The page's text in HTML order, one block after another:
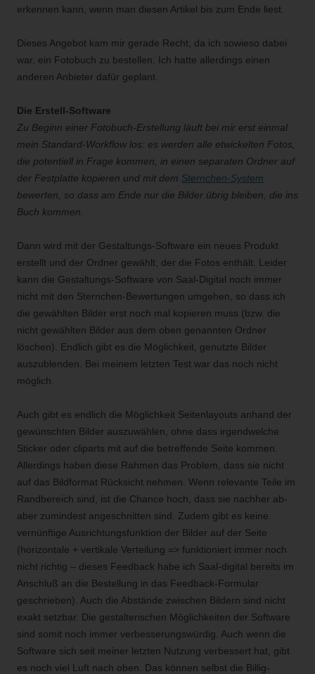
erkennen kann, wenn man diesen Artikel bis zum Ende liest.
Dieses Angebot kam mir gerade Recht, da ich sowieso dabei
war, ein Fotobuch zu bestellen. Ich hatte allerdings einen
anderen Anbieter dafür geplant.
Die Erstell-Software
Zu Beginn einer Fotobuch-Erstellung läuft bei mir erst einmal
mein Standard-Workflow los: es werden alle etwickelten Fotos,
die potentiell in Frage kommen, in einen separaten Ordner auf
der Festplatte kopieren und mit dem Sternchen-System
bewerten, so dass am Ende nur die Bilder übrig bleiben, die ins
Buch kommen.
Dann wird mit der Gestaltungs-Software ein neues Produkt
erstellt und der Ordner gewählt, der die Fotos enthält. Leider
kann die Gestaltungs-Software von Saal-Digital noch immer
nicht mit den Sternchen-Bewertungen umgehen, so dass ich
die gewählten Bilder erst noch mal kopieren muss (bzw. die
nicht gewählten Bilder aus dem oben genannten Ordner
löschen). Endlich gibt es die Möglichkeit, genutzte Bilder
auszublenden. Bei meinem letzten Test war das noch nicht
möglich.
Auch gibt es endlich die Möglichkeit Seitenlayouts anhand der
gewünschten Bilder auszuwählen, ohne dass irgendwelche
Sticker oder cliparts mit auf die betreffende Seite kommen.
Allerdings haben diese Rahmen das Problem, dass sie nicht
auf das Bildformat Rücksicht nehmen. Wenn relevante Teile im
Randbereich sind, ist die Chance hoch, dass sie nachher ab-
aber zumindest angeschnitten sind. Zudem gibt es keine
vernünftige Ausrichtungsfunktion der Bilder auf der Seite
(horizontale + vertikale Verteilung => funktioniert immer noch
nicht richtig – dieses Feedback habe ich Saal-digital bereits im
Anschluß an die Bestellung in das Feedback-Formular
geschrieben). Auch die Abstände zwischen Bildern sind nicht
exakt setzbar. Die gestalterischen Möglichkeiten der Software
sind somit noch immer verbesserungswürdig. Auch wenn die
Software sich seit meiner letzten Nutzung verbessert hat, gibt
es noch viel Luft nach oben. Das können selbst die Billig-